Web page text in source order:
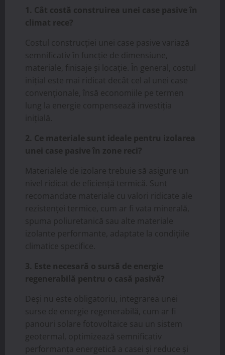
1. Cât costă construirea unei case pasive în
climat rece?
Costul construcției unei case pasive variază
semnificativ în funcție de dimensiune,
materiale, finisaje și locație. În general, costul
inițial este mai ridicat decât cel al unei case
convenționale, însă economiile pe termen
lung la energie compensează investiția
inițială.
2. Ce materiale sunt ideale pentru izolarea
unei case pasive în zone reci?
Materialele de izolare trebuie să asigure un
nivel ridicat de eficiență termică. Sunt
recomandate materiale cu valori ridicate ale
rezistenței termice, cum ar fi vata minerală,
spuma poliuretanică sau alte materiale
izolante performante, adaptate la condițiile
climatice specifice.
3. Este necesară o sursă de energie
regenerabilă pentru o casă pasivă?
Deși nu este obligatoriu, integrarea unei
surse de energie regenerabilă, cum ar fi
panouri solare fotovoltaice sau un sistem
geotermal, optimizează semnificativ
performanța energetică a casei și reduce și